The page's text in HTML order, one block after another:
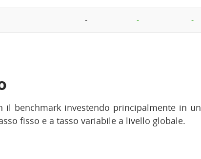
- - -
benchmark investendo principalmente in un
fisso e a tasso variabile a livello globale.